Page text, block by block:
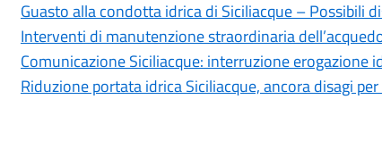
Guasto alla condotta idrica di Siciliacque – Possibili
Interventi di manutenzione straordinaria
Comunicazione Siciliacque: interruzione erogazione
Riduzione portata idrica Siciliacque, ancora disagi